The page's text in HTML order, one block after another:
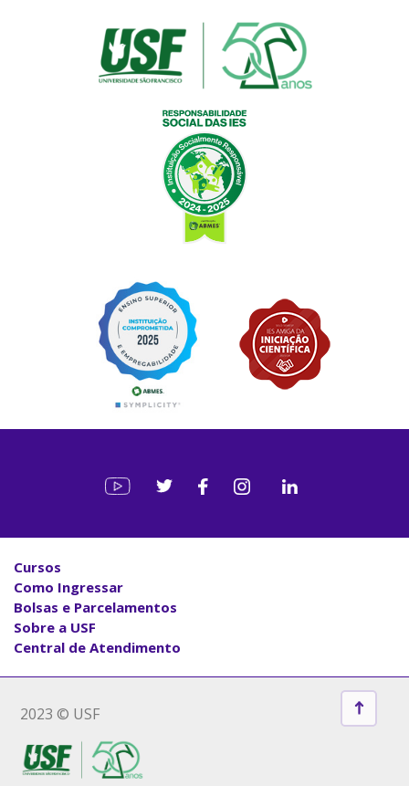
Cursos
Como Ingressar
Bolsas e Parcelamentos
Sobre a USF
Central de Atendimento
2023 © USF